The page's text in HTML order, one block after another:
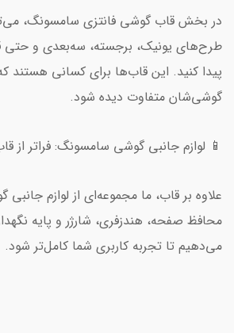
در بخش قاب گوشی فانتزی سامسونگ،
طرح‌های یونیک، برجسته، سه‌بعدی و حتی
پیدا کنید. این قاب‌ها برای کسانی هستند
گوشی‌شان متفاوت دیده شود.
📱 لوازم جانبی گوشی سامسونگ: فراتر از
علاوه بر قاب، ما مجموعه‌ای از لوازم
محافظ صفحه، هندزفری، شارژر و پایه
می‌دهیم تا تجربه کاربری شما کامل‌تر شود.